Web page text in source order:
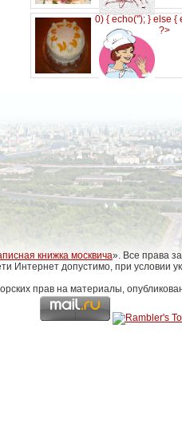
0) { echo(''); } else {
?>
книжка москвича». Все права
Интернет допустимо, при условии
прав на материалы,